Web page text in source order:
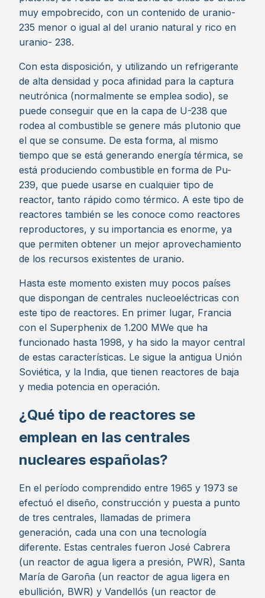
muy empobrecido, con un contenido de uranio-
235 menor o igual al del uranio natural y rico en
uranio- 238.
Con esta disposición, y utilizando un refrigerante
de alta densidad y poca afinidad para la captura
neutrónica (normalmente se emplea sodio), se
puede conseguir que en la capa de U-238 que
rodea al combustible se genere más plutonio que
el que se consume. De esta forma, al mismo
tiempo que se está generando energía térmica, se
está produciendo combustible en forma de Pu-
239, que puede usarse en cualquier tipo de
reactor, tanto rápido como térmico. A este tipo de
reactores también se les conoce como reactores
reproductores, y su importancia es enorme, ya
que permiten obtener un mejor aprovechamiento
de los recursos existentes de uranio.
Hasta este momento existen muy pocos países
que dispongan de centrales nucleoeléctricas con
este tipo de reactores. En primer lugar, Francia
con el Superphenix de 1.200 MWe que ha
funcionado hasta 1998, y ha sido la mayor central
de estas características. Le sigue la antigua Unión
Soviética, y la India, que tienen reactores de baja
y media potencia en operación.
¿Qué tipo de reactores se
emplean en las centrales
nucleares españolas?
En el período comprendido entre 1965 y 1973 se
efectuó el diseño, construcción y puesta a punto
de tres centrales, llamadas de primera
generación, cada una con una tecnología
diferente. Estas centrales fueron José Cabrera
(un reactor de agua ligera a presión, PWR), Santa
María de Garoña (un reactor de agua ligera en
ebullición, BWR) y Vandellós (un reactor de